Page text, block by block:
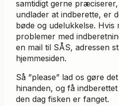
samtidigt gerne
undlader at indberette, er
bøde og udelukkelse. Hvis
problemer med
en mail til SÅS, adressen
hjemmesiden.
Så ”please” lad os gøre
hinanden, og få
den dag fisken er fanget.